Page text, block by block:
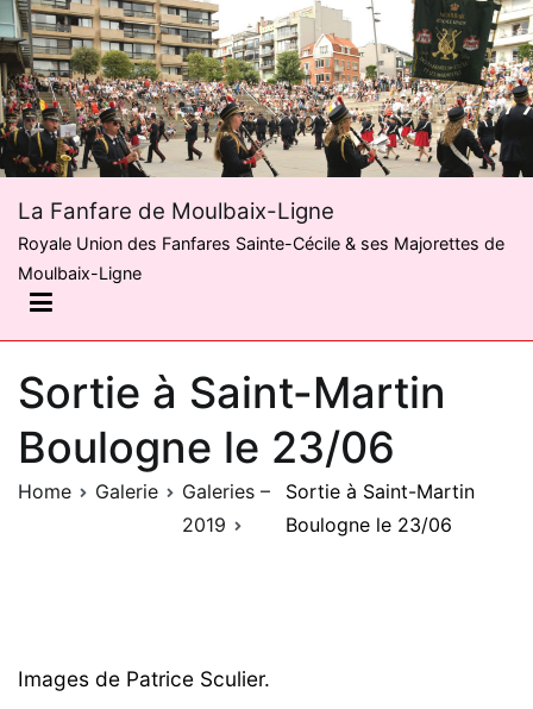
Skip
to
content
La Fanfare de Moulbaix-Ligne
Royale Union des Fanfares Sainte-Cécile & ses Majorettes de
Moulbaix-Ligne
Sortie à Saint-Martin
Boulogne le 23/06
Home Galerie
Galeries –
2019
Sortie à Saint-Martin
Boulogne le 23/06
Images de Patrice Sculier.